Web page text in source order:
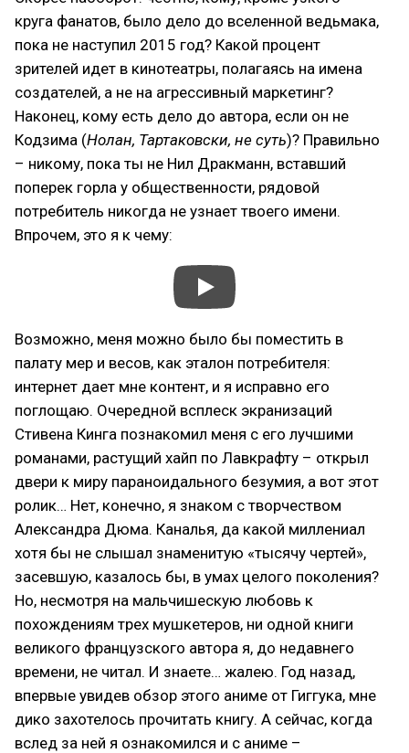
круга фанатов, было дело до вселенной ведьмака,
пока не наступил 2015 год? Какой процент
зрителей идет в кинотеатры, полагаясь на имена
создателей, а не на агрессивный маркетинг?
Наконец, кому есть дело до автора, если он не
Кодзима (Нолан, Тартаковски, не суть)? Правильно
– никому, пока ты не Нил Дракманн, вставший
поперек горла у общественности, рядовой
потребитель никогда не узнает твоего имени.
Впрочем, это я к чему:
Возможно, меня можно было бы поместить в
палату мер и весов, как эталон потребителя:
интернет дает мне контент, и я исправно его
поглощаю. Очередной всплеск экранизаций
Стивена Кинга познакомил меня с его лучшими
романами, растущий хайп по Лавкрафту – открыл
двери к миру параноидального безумия, а вот этот
ролик… Нет, конечно, я знаком с творчеством
Александра Дюма. Каналья, да какой миллениал
хотя бы не слышал знаменитую «тысячу чертей»,
засевшую, казалось бы, в умах целого поколения?
Но, несмотря на мальчишескую любовь к
похождениям трех мушкетеров, ни одной книги
великого французского автора я, до недавнего
времени, не читал. И знаете… жалею. Год назад,
впервые увидев обзор этого аниме от Гиггука, мне
дико захотелось прочитать книгу. А сейчас, когда
вслед за ней я ознакомился и с аниме –